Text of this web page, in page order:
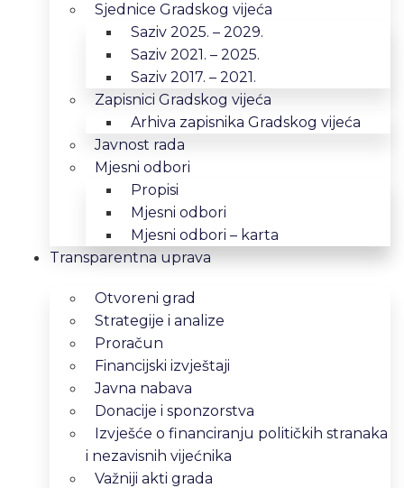
Sjednice Gradskog vijeća
Saziv 2025. – 2029.
Saziv 2021. – 2025.
Saziv 2017. – 2021.
Zapisnici Gradskog vijeća
Arhiva zapisnika Gradskog vijeća
Javnost rada
Mjesni odbori
Propisi
Mjesni odbori
Mjesni odbori – karta
Transparentna uprava
Otvoreni grad
Strategije i analize
Proračun
Financijski izvještaji
Javna nabava
Donacije i sponzorstva
Izvješće o financiranju političkih stranaka
i nezavisnih vijećnika
Važniji akti grada